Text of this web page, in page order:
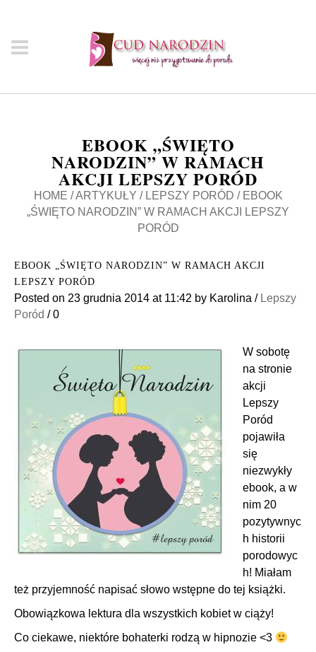
EBOOK „ŚWIĘTO
NARODZIN” W RAMACH
AKCJI LEPSZY PORÓD
HOME / ARTYKUŁY / LEPSZY PORÓD / EBOOK
„ŚWIĘTO NARODZIN” W RAMACH AKCJI LEPSZY
PORÓD
EBOOK „ŚWIĘTO NARODZIN” W RAMACH AKCJI
LEPSZY PORÓD
Posted on 23 grudnia 2014 at 11:42 by Karolina / Lepszy
Poród /0
W sobotę
na stronie
akcji
Lepszy
Poród
pojawiła
się
niezwykły
ebook, a w
nim 20
pozytywnyc
h historii
porodowyc
h! Miałam
też przyjemność napisać słowo wstępne do tej książki.
Obowiązkowa lektura dla wszystkich kobiet w ciąży!
Co ciekawe, niektóre bohaterki rodzą w hipnozie <3